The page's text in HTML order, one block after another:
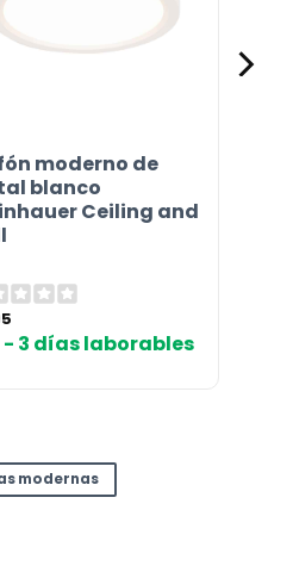
moderno de
blanco
Ceiling and
- 3 días laborables
modernas